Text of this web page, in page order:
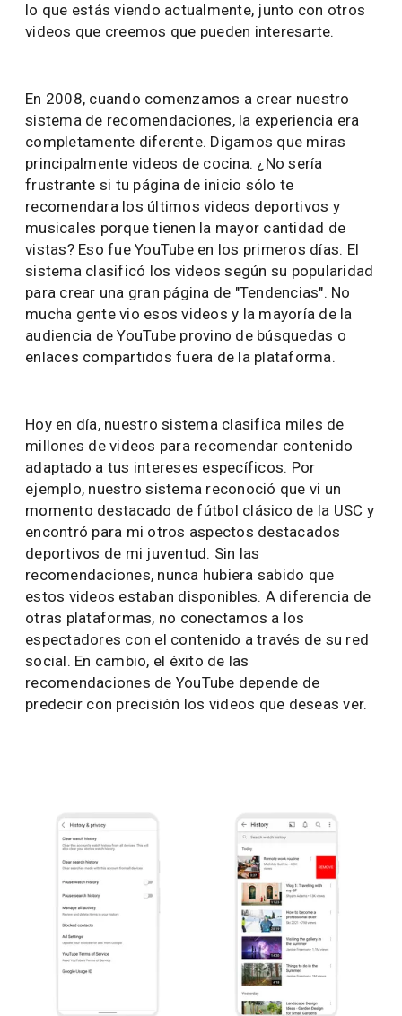
lo que estás viendo actualmente, junto con otros
videos que creemos que pueden interesarte.
En 2008, cuando comenzamos a crear nuestro
sistema de recomendaciones, la experiencia era
completamente diferente. Digamos que miras
principalmente videos de cocina. ¿No sería
frustrante si tu página de inicio sólo te
recomendara los últimos videos deportivos y
musicales porque tienen la mayor cantidad de
vistas? Eso fue YouTube en los primeros días. El
sistema clasificó los videos según su popularidad
para crear una gran página de "Tendencias". No
mucha gente vio esos videos y la mayoría de la
audiencia de YouTube provino de búsquedas o
enlaces compartidos fuera de la plataforma.
Hoy en día, nuestro sistema clasifica miles de
millones de videos para recomendar contenido
adaptado a tus intereses específicos. Por
ejemplo, nuestro sistema reconoció que vi un
momento destacado de fútbol clásico de la USC y
encontró para mi otros aspectos destacados
deportivos de mi juventud. Sin las
recomendaciones, nunca hubiera sabido que
estos videos estaban disponibles. A diferencia de
otras plataformas, no conectamos a los
espectadores con el contenido a través de su red
social. En cambio, el éxito de las
recomendaciones de YouTube depende de
predecir con precisión los videos que deseas ver.